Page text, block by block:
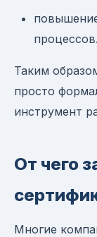
процессов.
Таким
просто
инструмент
От чего
Многие